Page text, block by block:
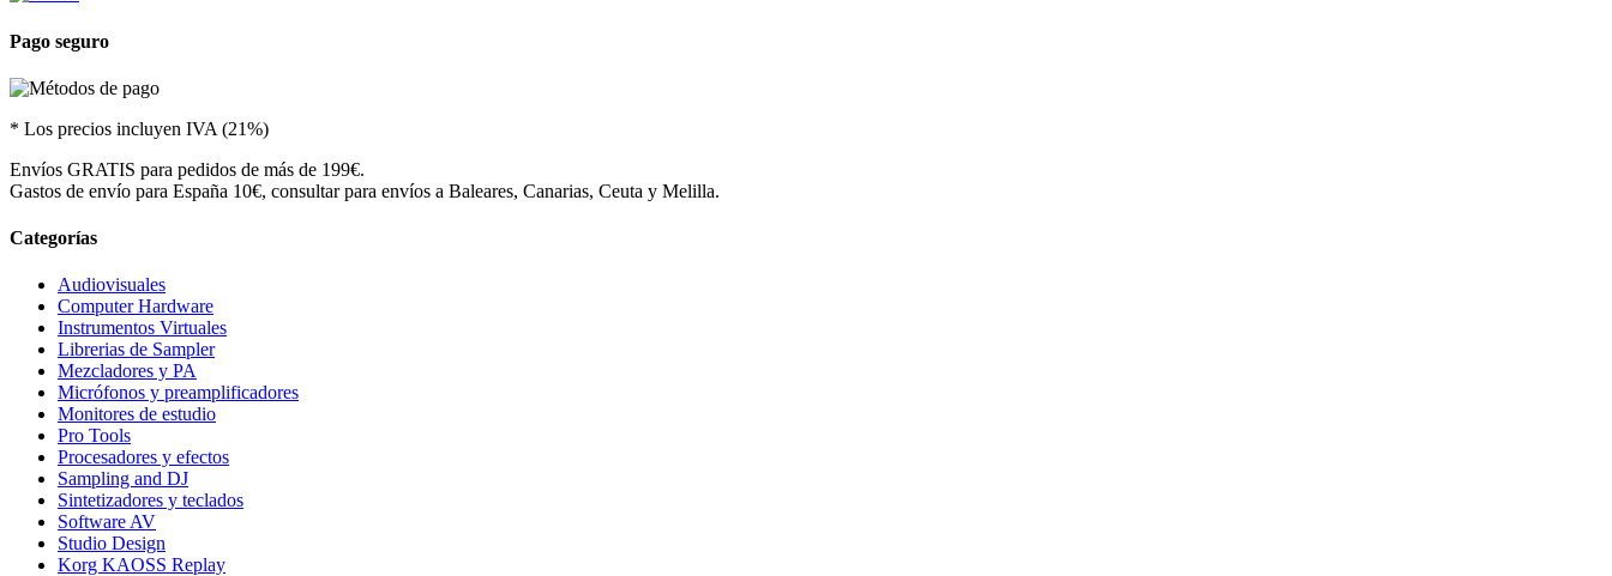
Pago seguro
* Los precios incluyen IVA (21%)
Envíos GRATIS para pedidos de más de 199€.
Gastos de envío para España 10€, consultar para envíos a Baleares, Canarias, Ceuta y Melilla.
Categorías
Audiovisuales
Computer Hardware
Instrumentos Virtuales
Librerias de Sampler
Mezcladores y PA
Micrófonos y preamplificadores
Monitores de estudio
Pro Tools
Procesadores y efectos
Sampling and DJ
Sintetizadores y teclados
Software AV
Studio Design
Korg KAOSS Replay